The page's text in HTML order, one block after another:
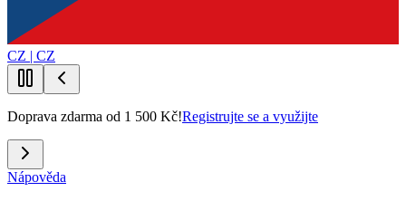
CZ | CZ
Doprava zdarma od 1 500 Kč!Registrujte se a využijte
Nápověda